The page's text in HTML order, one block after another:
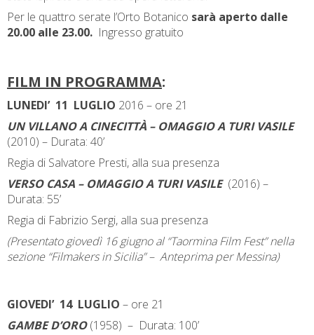
Per le quattro serate l’Orto Botanico sarà aperto dalle
20.00 alle 23.00. Ingresso gratuito
FILM IN PROGRAMMA:
LUNEDI’ 11 LUGLIO 2016 – ore 21
UN VILLANO A CINECITTÀ – OMAGGIO A TURI VASILE
(2010) – Durata: 40’
Regia di Salvatore Presti, alla sua presenza
VERSO CASA – OMAGGIO A TURI VASILE (2016) –
Durata: 55’
Regia di Fabrizio Sergi, alla sua presenza
(Presentato giovedì 16 giugno al “Taormina Film Fest” nella
sezione “Filmakers in Sicilia” – Anteprima per Messina)
GIOVEDI’ 14 LUGLIO – ore 21
GAMBE D’ORO(1958) – Durata: 100’